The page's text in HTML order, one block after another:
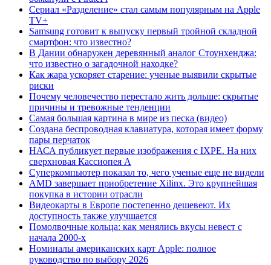
Сериал «Разделение» стал самым популярным на Apple
TV+
Samsung готовит к выпуску первый тройной складной
смартфон: что известно?
В Дании обнаружен деревянный аналог Стоунхенджа:
что известно о загадочной находке?
Как жара ускоряет старение: ученые выявили скрытые
риски
Почему человечество перестало жить дольше: скрытые
причины и тревожные тенденции
Самая большая картина в мире из песка (видео)
Создана беспроводная клавиатура, которая имеет форму
пары перчаток
НАСА публикует первые изображения с IXPE. На них
сверхновая Кассиопея А
Суперкомпьютер показал то, чего ученые еще не видели
AMD завершает приобретение Xilinx. Это крупнейшая
покупка в истории отрасли
Видеокарты в Европе постепенно дешевеют. Их
доступность также улучшается
Помолвочные кольца: как менялись вкусы невест с
начала 2000-х
Номиналы американских карт Apple: полное
руководство по выбору 2026